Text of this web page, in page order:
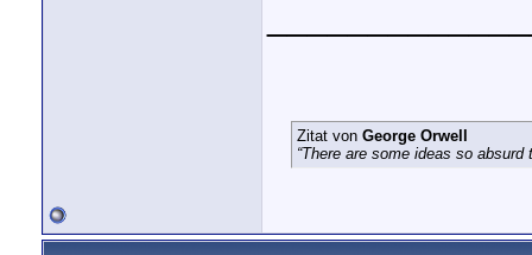
Zitat von George Orwell
“There are some ideas so